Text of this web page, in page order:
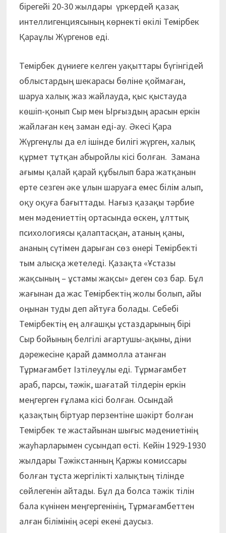
бірегейі 20-30 жылдары үркердей қазақ
интеллигенциясының көрнекті өкілі Темірбек
Қараұлы Жүргенов еді.
Темірбек дүниеге келген уақыттары бүгінгідей
облыстардың шекарасы бөліне қоймаған,
шаруа халық жаз жайлауда, қыс қыстауда
көшіп-қонып Сыр мен Ырғыздың арасын еркін
жайлаған кең заман еді-ау. Әкесі Қара
Жүргенұлы да ел ішінде билігі жүрген, халық
құрмет тұтқан абыройлы кісі болған. Замана
ағымы қалай қарай құбылып бара жатқанын
ерте сезген әке ұлын шаруаға емес білім алып,
оқу оқуға бағыттады. Нағыз қазақы тәрбие
мен мәдениеттің ортасында өскен, ұлттық
психологиясы қалаптасқан, атаның қаны,
ананың сүтімен дарыған сөз өнері Темірбекті
тым алысқа жетеледі. Қазақта «Ұстазы
жақсының – ұстамы жақсы» деген сөз бар. Бұл
жағынан да жас Темірбектің жолы болып, айы
оңынан туды деп айтуға болады. Себебі
Темірбектің ең алғашқы ұстаздарының бірі
Сыр бойының белгілі ағартушы-ақыны, діни
дәрежесіне қарай даммолла атанған
Тұрмағамбет Ізтілеуұлы еді. Тұрмағамбет
араб, парсы, тәжік, шағатай тілдерін еркін
меңгерген ғұлама кісі болған. Осындай
қазақтың біртуар перзентіне шәкірт болған
Темірбек те жастайынан шығыс мәдениетінің
жауһарларымен сусындап өсті. Кейін 1929-1930
жылдары Тәжікстанның Қаржы комиссары
болған тұста жергілікті халықтың тілінде
сөйлегенін айтады. Бұл да болса тәжік тілін
бала күнінен меңгергенінің, Тұрмағамбеттен
алған білімінің әсері екені даусыз.